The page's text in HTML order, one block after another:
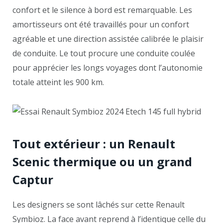
confort et le silence à bord est remarquable. Les
amortisseurs ont été travaillés pour un confort
agréable et une direction assistée calibrée le plaisir
de conduite. Le tout procure une conduite coulée
pour apprécier les longs voyages dont l’autonomie
totale atteint les 900 km.
Tout extérieur : un Renault
Scenic thermique ou un grand
Captur
Les designers se sont lâchés sur cette Renault
Symbioz. La face avant reprend à l’identique celle du